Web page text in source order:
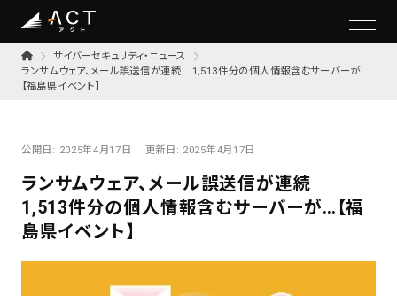
サイバーセキュリティ・ニュース
ランサムウェア、メール誤送信が連続 1,513件分の個人情報含むサーバーが…
【福島県イベント】
公開日: 2025年4月17日 更新日: 2025年4月17日
ランサムウェア、メール誤送信が連続
1,513件分の個人情報含むサーバーが…【福
島県イベント】